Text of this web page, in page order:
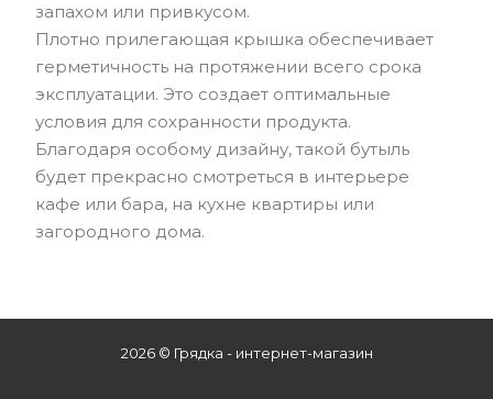
запахом или привкусом.
Плотно прилегающая крышка обеспечивает
герметичность на протяжении всего срока
эксплуатации. Это создает оптимальные
условия для сохранности продукта.
Благодаря особому дизайну, такой бутыль
будет прекрасно смотреться в интерьере
кафе или бара, на кухне квартиры или
загородного дома.
2026 © Грядка - интернет-магазин